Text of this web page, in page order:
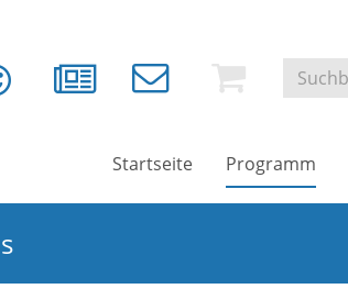
Startseite Programm